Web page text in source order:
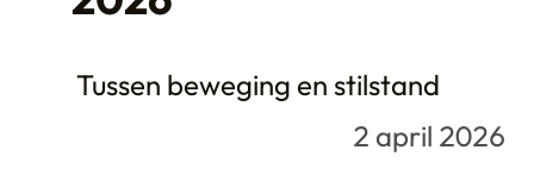
Tussen beweging en stilstand
2 april 2026